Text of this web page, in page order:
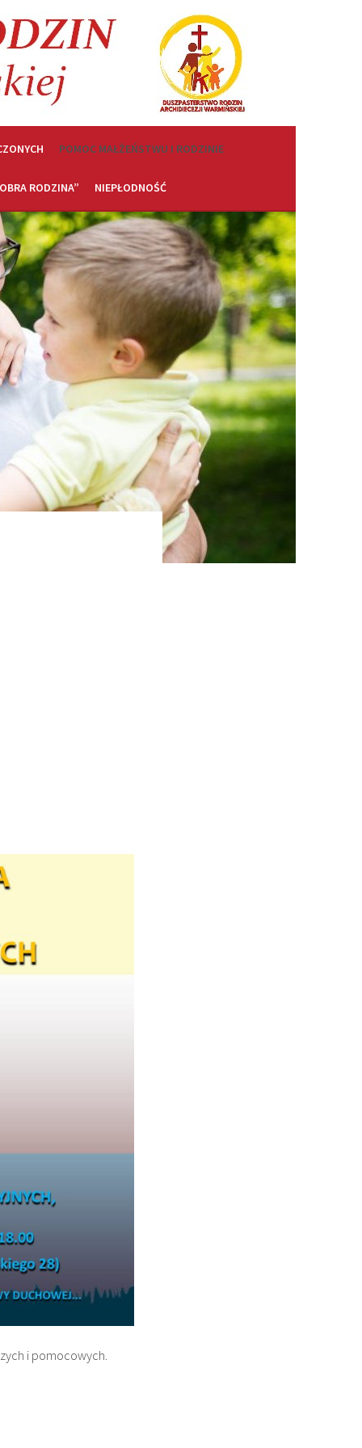
POMOC MAŁŻEŃSTWU I RODZINIE
RODZINA” NIEPŁODNOŚĆ
i pomocowych.